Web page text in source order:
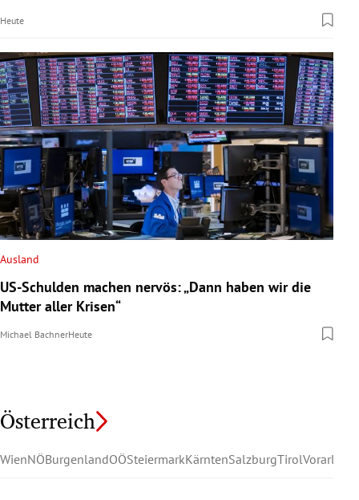
Heute
Ausland
US-Schulden machen nervös: „Dann haben wir die
Mutter aller Krisen“
Michael BachnerHeute
Österreich
WienNÖBurgenlandOÖSteiermarkKärntenSalzburgTirolVorarlberg